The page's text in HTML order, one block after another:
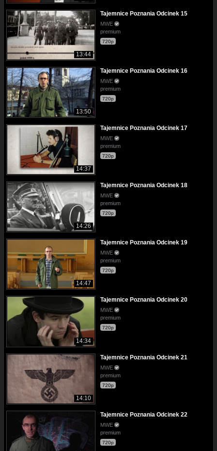
13:44
Tajemnice Poznania Odcinek 15
MWE
premium
720p
13:50
Tajemnice Poznania Odcinek 16
MWE
premium
720p
14:37
Tajemnice Poznania Odcinek 17
MWE
premium
720p
14:26
Tajemnice Poznania Odcinek 18
MWE
premium
720p
14:47
Tajemnice Poznania Odcinek 19
MWE
premium
720p
14:34
Tajemnice Poznania Odcinek 20
MWE
premium
720p
14:10
Tajemnice Poznania Odcinek 21
MWE
premium
720p
Tajemnice Poznania Odcinek 22
MWE
premium
720p